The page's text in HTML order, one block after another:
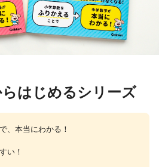
はじめるシリーズ
、本当にわかる！
い！